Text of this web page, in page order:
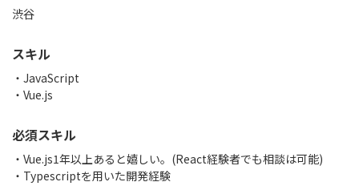
渋谷
スキル
JavaScript
Vue.js
必須スキル
・Vue.js1年以上あると嬉しい。(React経験者でも相談は可能)
・Typescriptを用いた開発経験